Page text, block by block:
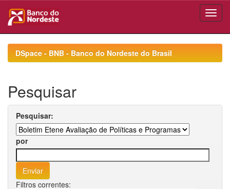
navigationDSpace - BNB - Banco do Nordeste do Brasil
Pesquisar
Pesquisar:
por
Filtros correntes: